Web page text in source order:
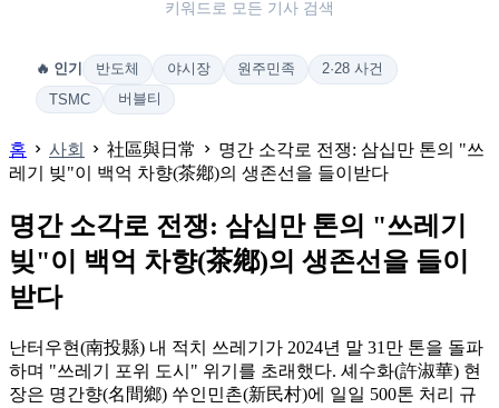
키워드로 모든 기사 검색
🔥 인기 반도체 야시장 원주민족
2·28 사건
TSMC
버블티
홈 사회 社區與日常
명간 소각로 전쟁: 삼십만 톤의 "쓰
레기 빚"이 백억 차향(茶鄕)의 생존선을 들이받다
명간 소각로 전쟁: 삼십만 톤의 "쓰레기
빚"이 백억 차향(茶鄕)의 생존선을 들이
받다
난터우현(南投縣) 내 적치 쓰레기가 2024년 말 31만 톤을 돌파
하며 "쓰레기 포위 도시" 위기를 초래했다. 셰수화(許淑華) 현
장은 명간향(名間鄉) 쑤인민촌(新民村)에 일일 500톤 처리 규